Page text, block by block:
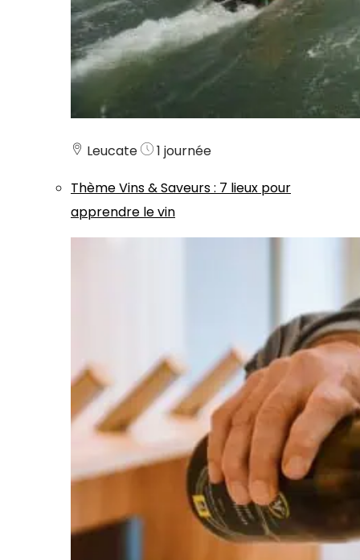
Leucate
1 journée
ThèmeVins & Saveurs: 7 lieux pour
apprendre le vin